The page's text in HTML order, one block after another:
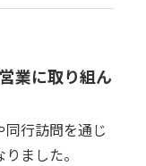
業に取り組ん
行訪問を通じ
ました。